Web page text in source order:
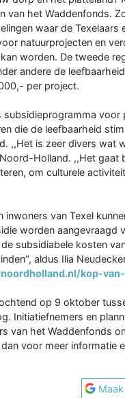
van het Waddenfonds.
waar de Texelaars
natuurprojecten en
worden. De tweede
andere de
per project.
die de leefbaarheid
,,Het is zeer divers wat
Holland. ,,Het
om culturele
van Texel
worden aangevraagd
subsidiabele kosten
aldus Ilia
kop-
op 9 oktober
Initiatiefnemers en
van het Waddenfonds
voor meer informatie